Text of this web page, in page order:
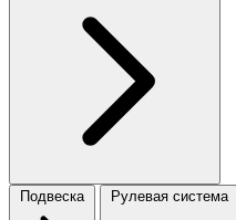
Подвеска Рулевая система